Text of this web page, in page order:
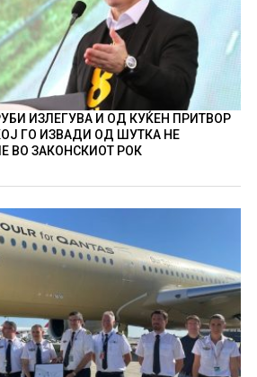
ИЗЛЕГУВА И ОД КУЌЕН ПРИТВОР
ГО ИЗВАДИ ОД ШУТКА НЕ
ВО ЗАКОНСКИОТ РОК